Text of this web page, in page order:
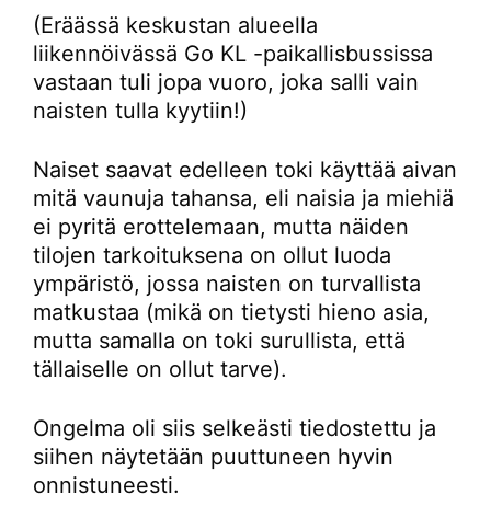
(Eräässä keskustan alueella
liikennöivässä Go KL -paikallisbussissa
vastaan tuli jopa vuoro, joka salli vain
naisten tulla kyytiin!)
Naiset saavat edelleen toki käyttää aivan
mitä vaunuja tahansa, eli naisia ja miehiä
ei pyritä erottelemaan, mutta näiden
tilojen tarkoituksena on ollut luoda
ympäristö, jossa naisten on turvallista
matkustaa (mikä on tietysti hieno asia,
mutta samalla on toki surullista, että
tällaiselle on ollut tarve).
Ongelma oli siis selkeästi tiedostettu ja
siihen näytetään puuttuneen hyvin
onnistuneesti.